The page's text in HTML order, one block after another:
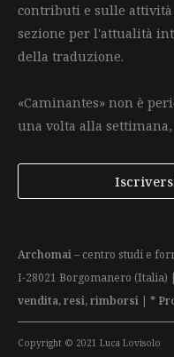
contributi e sulle
sezione per l'attualità
della traduzione.
«Caminantes» non è
una volta alla
Archomai– centro studi e
I-28021 Borgomanero (Italia)
vendita, resi, rimborsi | *
Copyright © 2021 Luca Lovisolo